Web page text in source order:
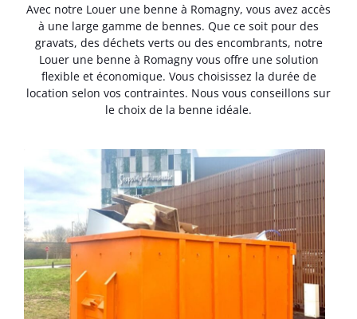
Avec notre Louer une benne à Romagny, vous avez accès
à une large gamme de bennes. Que ce soit pour des
gravats, des déchets verts ou des encombrants, notre
Louer une benne à Romagny vous offre une solution
flexible et économique. Vous choisissez la durée de
location selon vos contraintes. Nous vous conseillons sur
le choix de la benne idéale.